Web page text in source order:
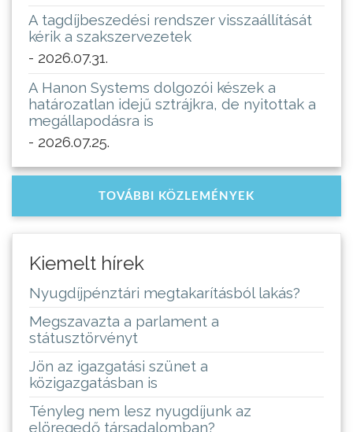
A tagdíjbeszedési rendszer visszaállítását
kérik a szakszervezetek
- 2026.07.31.
A Hanon Systems dolgozói készek a
határozatlan idejű sztrájkra, de nyitottak a
megállapodásra is
- 2026.07.25.
TOVÁBBI KÖZLEMÉNYEK
Kiemelt hírek
Nyugdíjpénztári megtakarításból lakás?
Megszavazta a parlament a
státusztörvényt
Jön az igazgatási szünet a
közigazgatásban is
Tényleg nem lesz nyugdíjunk az
elöregedő társadalomban?